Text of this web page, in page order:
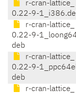
r-cran-lattice_
0.22-9-
r-cran-lattice_
0.22-9-
deb
r-cran-lattice_
0.22-9-
deb
r-cran-lattice_